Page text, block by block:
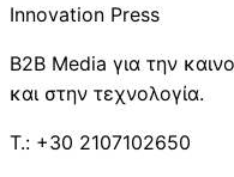
Innovation Press
B2B Media για την
και στην τεχνολογία.
T.: +30 2107102650